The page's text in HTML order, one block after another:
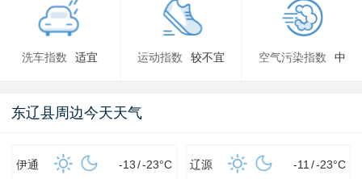
洗车指数 适宜 运动指数 较不宜 空气污染指数 中
东辽县周边今天天气
伊通 -13/-23°C 辽源 -11 /-23°C